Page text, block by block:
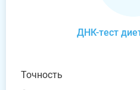
ДНК-тест
Точность